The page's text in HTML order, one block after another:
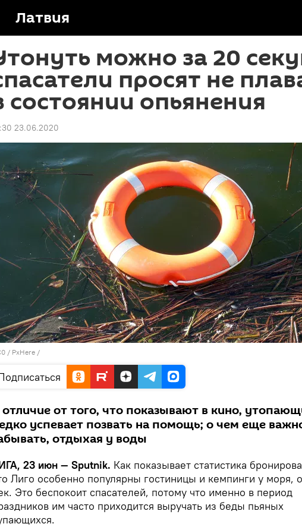
Латвия
можно за 20
просят не
состоянии опьянения
23.06.2020
/ PxHere /
от того, что показывают в кино,
успевает позвать на помощь; о чем еще
отдыхая у воды
23 июн — Sputnik. Как показывает статистика
Лиго особенно популярны гостиницы и кемпинги у моря,
Это беспокоит спасателей, потому что именно в период
им часто приходится выручать из беды пьяных